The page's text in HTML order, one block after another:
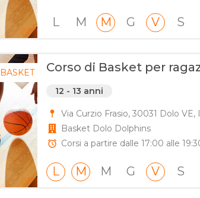
L M M G V S
BASKET Corso di Basket per
12 - 13 anni
Via Curzio Frasio, 30031 Dolo VE,
Basket Dolo Dolphins
Corsi a partire dalle 17:00 alle
L M M G V S